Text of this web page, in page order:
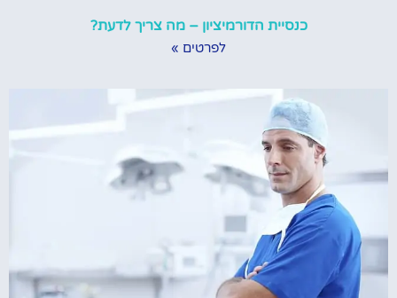
כנסיית הדורמיציון – מה צריך לדעת?
לפרטים »